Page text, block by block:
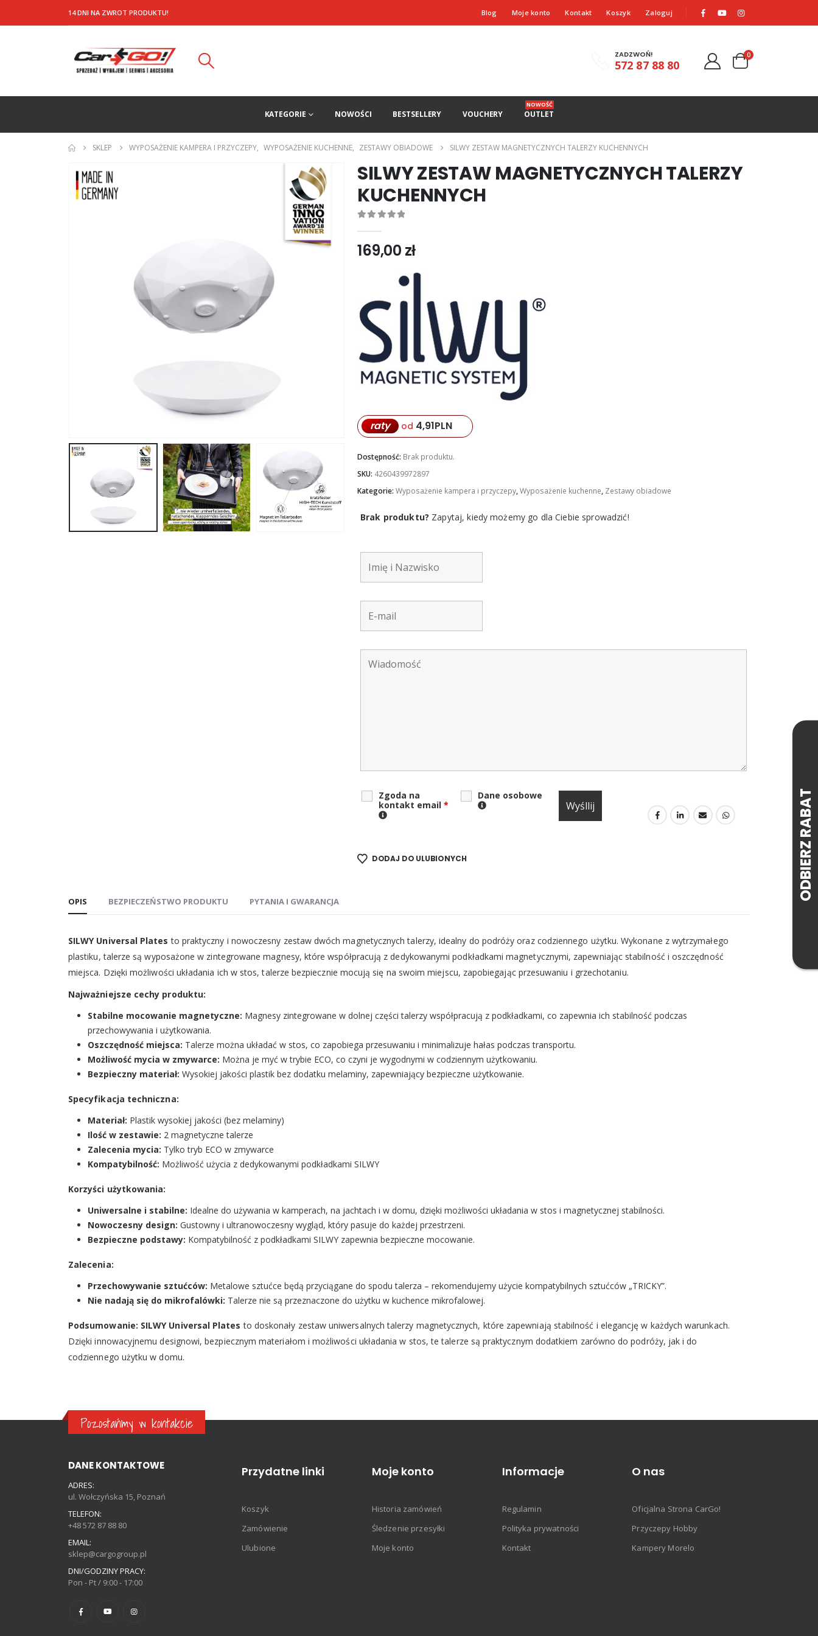
14 DNI NA ZWROT PRODUKTU! Blog Moje konto Kontakt Koszyk Zaloguj
ZADZWOŃ!
572 87 88 80
0
KATEGORIE NOWOŚCI BESTSELLERY VOUCHERY OUTLET
NOWOŚĆ
SKLEP WYPOSAŻENIE KAMPERA I PRZYCZEPY, WYPOSAŻENIE KUCHENNE, ZESTAWY OBIADOWE SILWY ZESTAW MAGNETYCZNYCH TALERZY KUCHENNYCH
SILWY ZESTAW MAGNETYCZNYCH TALERZY
KUCHENNYCH
169,00 zł
raty od 4,91PLN
Dostępność: Brak produktu.
SKU: 4260439972897
Kategorie: Wyposażenie kampera i przyczepy,Wyposażenie kuchenne, Zestawy obiadowe
Brak produktu? Zapytaj, kiedy możemy go dla Ciebie sprowadzić!
Zgoda na
kontakt email *
Dane osobowe
DODAJ DO ULUBIONYCH
OPIS BEZPIECZEŃSTWO PRODUKTU PYTANIA I GWARANCJA
SILWY Universal Plates to praktyczny i nowoczesny zestaw dwóch magnetycznych talerzy, idealny do podróży oraz codziennego użytku. Wykonane z wytrzymałego
plastiku, talerze są wyposażone w zintegrowane magnesy, które współpracują z dedykowanymi podkładkami magnetycznymi, zapewniając stabilność i oszczędność
miejsca. Dzięki możliwości układania ich w stos, talerze bezpiecznie mocują się na swoim miejscu, zapobiegając przesuwaniu i grzechotaniu.
Najważniejsze cechy produktu:
Stabilne mocowanie magnetyczne: Magnesy zintegrowane w dolnej części talerzy współpracują z podkładkami, co zapewnia ich stabilność podczas
przechowywania i użytkowania.
Oszczędność miejsca: Talerze można układać w stos, co zapobiega przesuwaniu i minimalizuje hałas podczas transportu.
Możliwość mycia w zmywarce: Można je myć w trybie ECO, co czyni je wygodnymi w codziennym użytkowaniu.
Bezpieczny materiał: Wysokiej jakości plastik bez dodatku melaminy, zapewniający bezpieczne użytkowanie.
Specyfikacja techniczna:
Materiał: Plastik wysokiej jakości (bez melaminy)
Ilość w zestawie: 2 magnetyczne talerze
Zalecenia mycia: Tylko tryb ECO w zmywarce
Kompatybilność: Możliwość użycia z dedykowanymi podkładkami SILWY
Korzyści użytkowania:
Uniwersalne i stabilne: Idealne do używania w kamperach, na jachtach i w domu, dzięki możliwości układania w stos i magnetycznej stabilności.
Nowoczesny design: Gustowny i ultranowoczesny wygląd, który pasuje do każdej przestrzeni.
Bezpieczne podstawy: Kompatybilność z podkładkami SILWY zapewnia bezpieczne mocowanie.
Zalecenia:
Przechowywanie sztućców: Metalowe sztućce będą przyciągane do spodu talerza – rekomendujemy użycie kompatybilnych sztućców „TRICKY”.
Nie nadają się do mikrofalówki: Talerze nie są przeznaczone do użytku w kuchence mikrofalowej.
Podsumowanie: SILWY Universal Plates to doskonały zestaw uniwersalnych talerzy magnetycznych, które zapewniają stabilność i elegancję w każdych warunkach.
Dzięki innowacyjnemu designowi, bezpiecznym materiałom i możliwości układania w stos, te talerze są praktycznym dodatkiem zarówno do podróży, jak i do
codziennego użytku w domu.
Pozostańmy w kontakcie
DANE KONTAKTOWE
ADRES:
ul. Wołczyńska 15, Poznań
TELEFON:
+48 572 87 88 80
EMAIL:
sklep@cargogroup.pl
DNI/GODZINY PRACY:
Pon - Pt / 9:00 - 17:00
Przydatne linki
Koszyk
Zamówienie
Ulubione
Moje konto
Historia zamówień
Śledzenie przesyłki
Moje konto
Informacje
Regulamin
Polityka prywatności
Kontakt
O nas
Oficjalna Strona CarGo!
Przyczepy Hobby
Kampery Morelo